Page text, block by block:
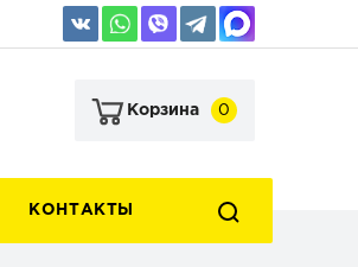
Корзина 0
КОНТАКТЫ